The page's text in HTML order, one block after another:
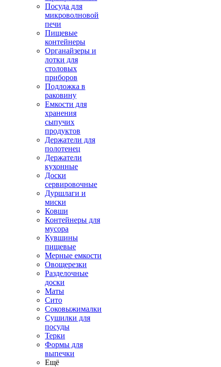
Посуда для
микроволновой
печи
Пищевые
контейнеры
Органайзеры и
лотки для
столовых
приборов
Подложка в
раковину
Емкости для
хранения
сыпучих
продуктов
Держатели для
полотенец
Держатели
кухонные
Доски
сервировочные
Дуршлаги и
миски
Ковши
Контейнеры для
мусора
Кувшины
пищевые
Мерные емкости
Овощерезки
Разделочные
доски
Маты
Сито
Соковыжималки
Сушилки для
посуды
Терки
Формы для
выпечки
Ещё